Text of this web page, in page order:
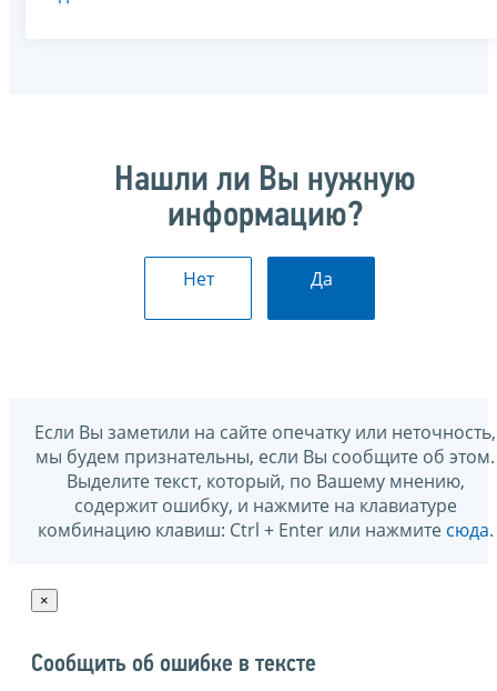
Нашли ли Вы нужную
информацию?
Нет Да
Если Вы заметили на сайте опечатку или неточность,
мы будем признательны, если Вы сообщите об этом.
Выделите текст, который, по Вашему мнению,
содержит ошибку, и нажмите на клавиатуре
комбинацию клавиш: Ctrl + Enter или нажмите сюда.
×
Сообщить об ошибке в тексте